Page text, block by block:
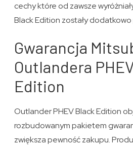
cechy które od zawsze
Black Edition zostały
Gwarancja
Outlandera
Edition
Outlander PHEV Black Edition
rozbudowanym pakietem
zwiększa pewność zakupu.